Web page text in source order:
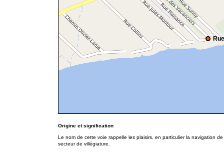
Origine et signification
Le nom de cette voie rappelle les plaisirs, en particulier la navigation
secteur de villégiature.